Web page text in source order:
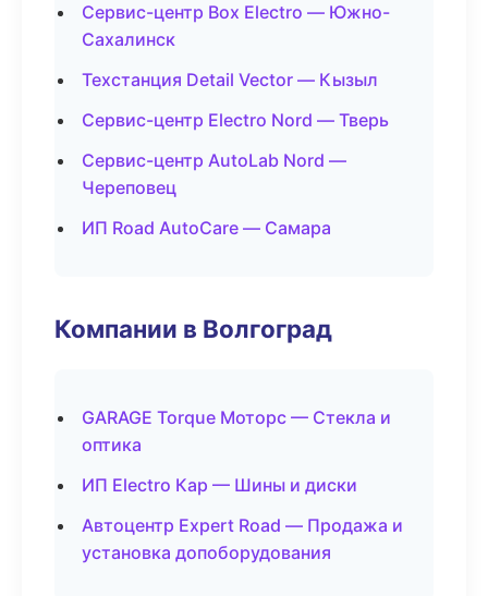
Сервис-центр Box Electro — Южно-
Сахалинск
Техстанция Detail Vector — Кызыл
Сервис-центр Electro Nord — Тверь
Сервис-центр AutoLab Nord —
Череповец
ИП Road AutoCare — Самара
Компании в Волгоград
GARAGE Torque Моторс — Стекла и
оптика
ИП Electro Кар — Шины и диски
Автоцентр Expert Road — Продажа и
установка допоборудования